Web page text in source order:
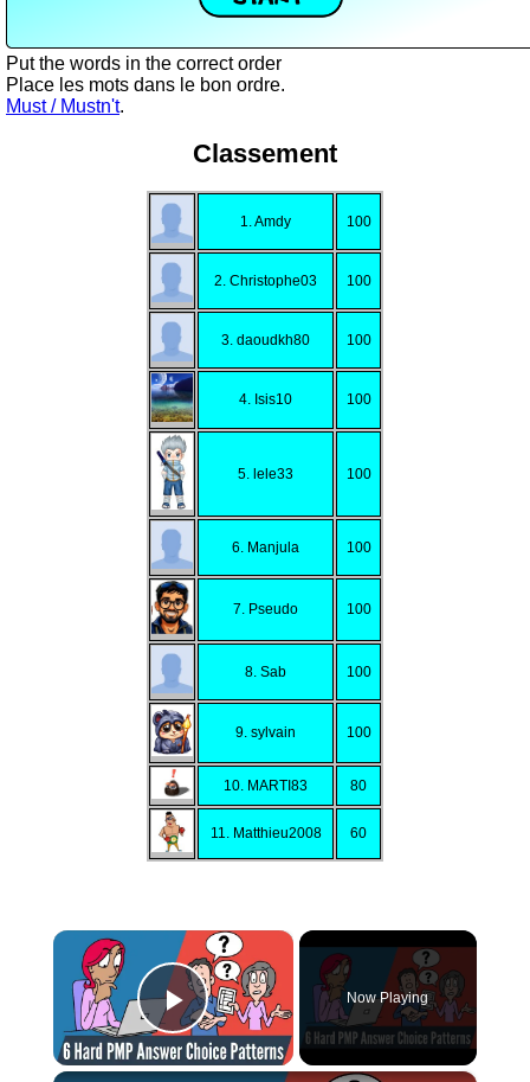
Put the words in the correct order
Place les mots dans le bon ordre.
Must / Mustn't.
Classement
1. Amdy 100
2. Christophe03 100
3. daoudkh80 100
4. Isis10 100
5. lele33 100
6. Manjula 100
7. Pseudo 100
8. Sab 100
9. sylvain 100
10. MARTI83 80
11. Matthieu2008 60
×
Play Video
Now Playing